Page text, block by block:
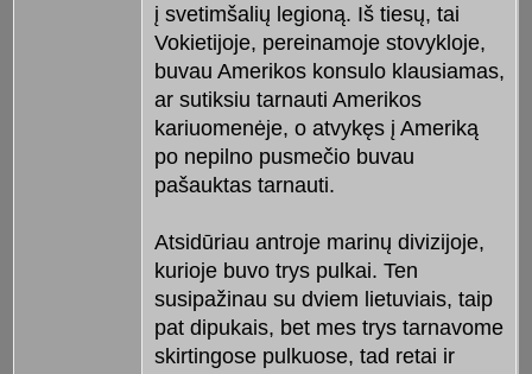
į svetimšalių legioną. Iš tiesų, tai
Vokietijoje, pereinamoje stovykloje,
buvau Amerikos konsulo klausiamas,
ar sutiksiu tarnauti Amerikos
kariuomenėje, o atvykęs į Ameriką
po nepilno pusmečio buvau
pašauktas tarnauti.
Atsidūriau antroje marinų divizijoje,
kurioje buvo trys pulkai. Ten
susipažinau su dviem lietuviais, taip
pat dipukais, bet mes trys tarnavome
skirtingose pulkuose, tad retai ir